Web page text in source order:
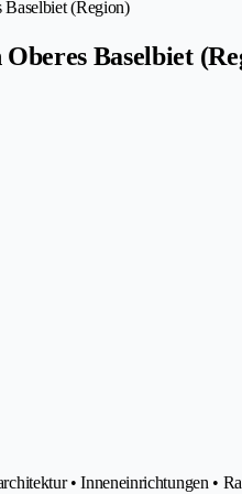
Baselbiet (Region)
Baselbiet
• Inneneinrichtungen •